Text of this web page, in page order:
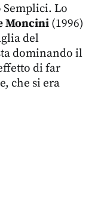
Semplici. Lo
Moncini (1996)
del
dominando il
di far
che si era